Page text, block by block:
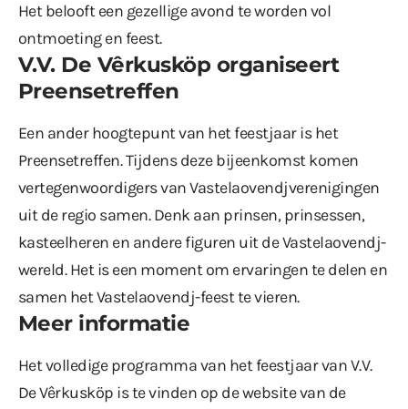
Het belooft een gezellige avond te worden vol
ontmoeting en feest.
V.V. De Vêrkusköp organiseert
Preensetreffen
Een ander hoogtepunt van het feestjaar is het
Preensetreffen. Tijdens deze bijeenkomst komen
vertegenwoordigers van Vastelaovendjverenigingen
uit de regio samen. Denk aan prinsen, prinsessen,
kasteelheren en andere figuren uit de Vastelaovendj-
wereld. Het is een moment om ervaringen te delen en
samen het Vastelaovendj-feest te vieren.
Meer informatie
Het volledige programma van het feestjaar van V.V.
De Vêrkusköp is te vinden op de website van de